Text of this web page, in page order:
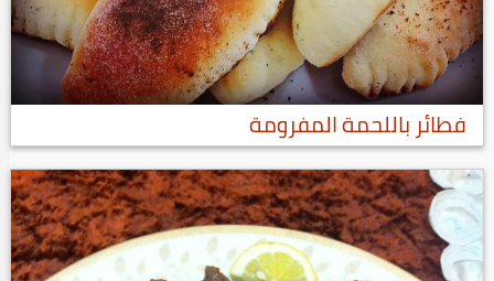
فطائر باللحمة المفرومة